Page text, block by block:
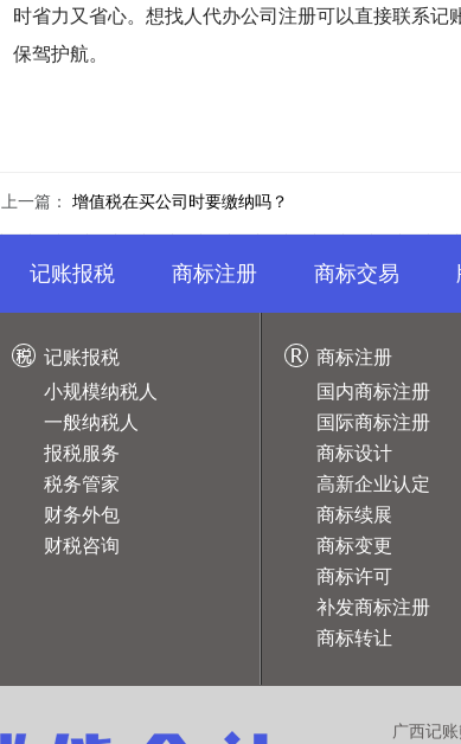
时省力又省心。想找人代办公司注册可以直接联系记
保驾护航。
上一篇： 增值税在买公司时要缴纳吗？
记账报税 商标注册 商标交易
记账报税
小规模纳税人
一般纳税人
报税服务
税务管家
财务外包
财税咨询
商标注册
国内商标注册
国际商标注册
商标设计
高新企业认定
商标续展
商标变更
商标许可
补发商标注册
商标转让
广西记